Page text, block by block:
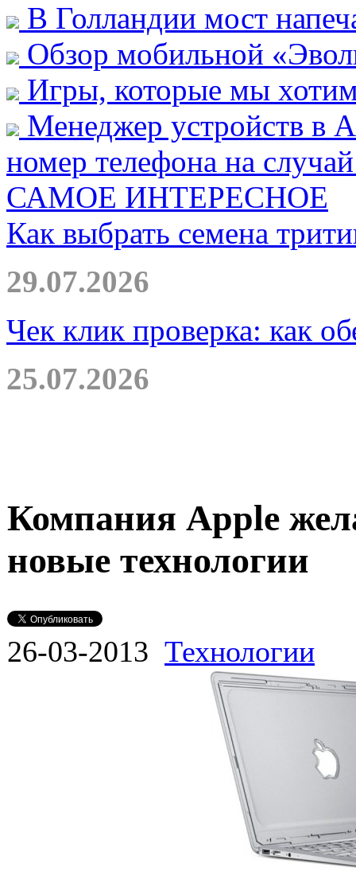
В Голландии мост
Обзор мобильной
Игры, которые мы
Менеджер устройств в
номер телефона на
САМОЕ ИНТЕРЕСНОЕ
Как выбрать семена
29.07.2026
Чек клик проверка: как
25.07.2026
Компания Apple
новые технологии
26-03-2013 Технологии